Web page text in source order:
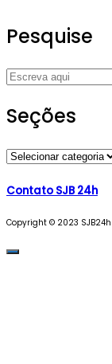
Pesquise
Seções
Seções
Contato SJB 24h
Copyright © 2023 SJB24h